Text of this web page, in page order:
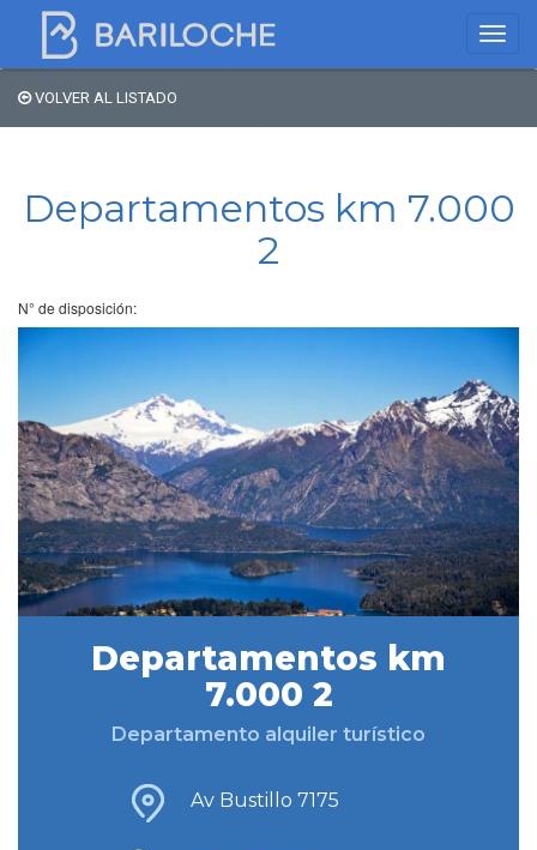
Bariloche
Tipo de alojamiento
Estrellas
Zona
VOLVER AL LISTADO
Departamentos km 7.000
2
N° de disposición:
Departamentos km
7.000 2
Departamento alquiler turístico
Av Bustillo 7175